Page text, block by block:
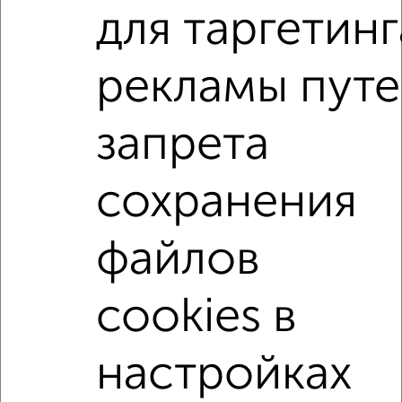
Агентство, 06.08.2026
1-к квартиры
Поиск по схожим параметрам:
не первый этаж
не последний этаж с балконом
с центральным отоплением
в кирпичном доме с совмещенным санузлом
площадью до 30 м²
С бытовой техникой
для
рекламы
запрета
сохранения
файлов
cookies в
настройках